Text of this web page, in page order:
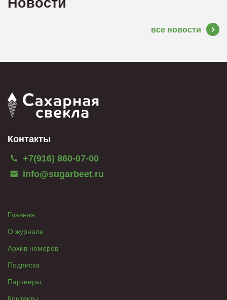
Новости
все новости
Контакты
+7(916) 860-07-00
info@sugarbeet.ru
Главная
О журнале
Архив номеров
Подписка
Партнеры